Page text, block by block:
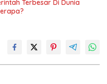
Terbesar Di Dunia